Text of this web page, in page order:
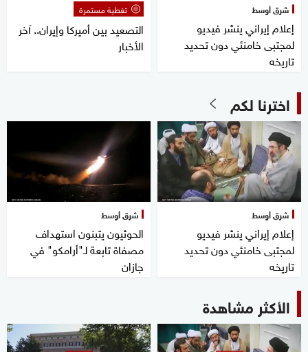
شرق أوسط
إعلام إيراني ينشر فيديو
لمجتبى خامنئي دون تحديد
تاريخه
تغطية مستمرة
التصعيد بين أميركا وإيران.. آخر
الأخبار
اخترنا لكم
شرق أوسط
إعلام إيراني ينشر فيديو
لمجتبى خامنئي دون تحديد
تاريخه
شرق أوسط
الحوثيون يتبنون استهداف
مصفاة تابعة لـ"أرامكو" في
جازان
الأكثر مشاهدة